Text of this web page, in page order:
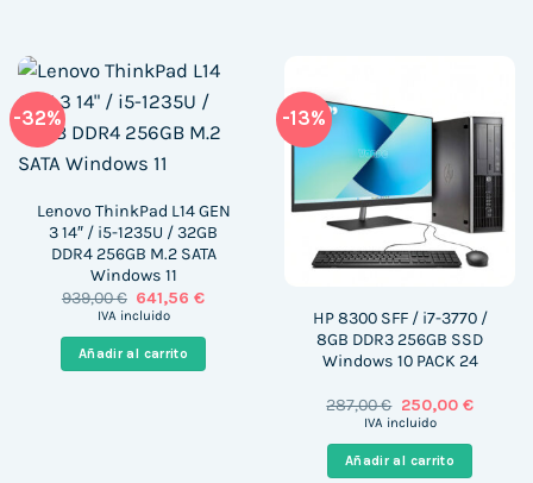
-32%
Lenovo ThinkPad L14 GEN
3 14″ / i5-1235U / 32GB
DDR4 256GB M.2 SATA
Windows 11
939,00€ El
precio
era:
939,00 €.
641,56€El
es:
641,56 €.
IVA incluido
Añadir al carrito
-13%
HP 8300 SFF / i7-3770 /
8GB DDR3 256GB SSD
Windows 10 PACK 24
287,00€ El
precio
era:
287,00 €.
250,00 €El
es:
250,00
IVA incluido
Añadir al carrito